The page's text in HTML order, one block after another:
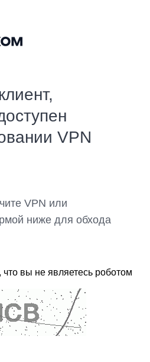
VPN
VPN или
ниже для обхода
вы не являетесь роботом